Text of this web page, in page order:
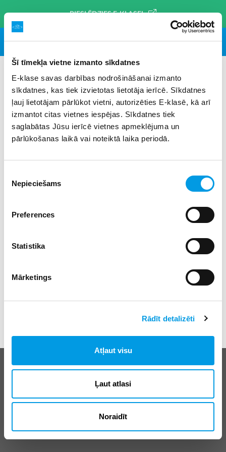
Šī tīmekļa vietne izmanto sīkdatnes
E-klase savas darbības nodrošināšanai izmanto
sīkdatnes, kas tiek izvietotas lietotāja ierīcē. Sīkdatnes
ļauj lietotājam pārlūkot vietni, autorizēties E-klasē, kā arī
izmantot citas vietnes iespējas. Sīkdatnes tiek
saglabātas Jūsu ierīcē vietnes apmeklējuma un
pārlūkošanas laikā vai noteiktā laika periodā.
izvēle
Nepieciešams
Preferences
Statistika
Mārketings
Rādīt detalizēti
Atļaut visu
Ļaut atlasi
Noraidīt
PIESLĒDZIES E-KLASEI
#nodarbinātība
Biežāk uzdotie jautājumi
E-klases lietošanas noteikumi